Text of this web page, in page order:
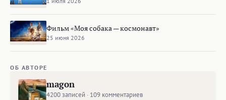
Фильм «Моя собака — космонавт»
25 июня 2026
ОБ АВТОРЕ
magon
4200 записей · 109 комментариев